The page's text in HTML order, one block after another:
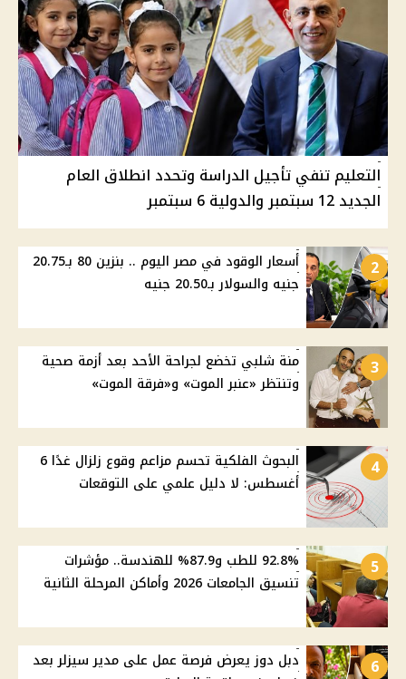
التعليم تنفي تأجيل الدراسة وتحدد انطلاق العام
الجديد 12 سبتمبر والدولية 6 سبتمبر
2
أسعار الوقود في مصر اليوم .. بنزين 80 بـ20.75
جنيه والسولار بـ20.50 جنيه
3
منة شلبي تخضع لجراحة الأحد بعد أزمة صحية
وتنتظر «عنبر الموت» و«فرقة الموت»
4
البحوث الفلكية تحسم مزاعم وقوع زلزال غدًا 6
أغسطس: لا دليل علمي على التوقعات
5
92.8% للطب و87.9% للهندسة.. مؤشرات
تنسيق الجامعات 2026 وأماكن المرحلة الثانية
6
دبل دوز يعرض فرصة عمل على مدير سيزلر بعد